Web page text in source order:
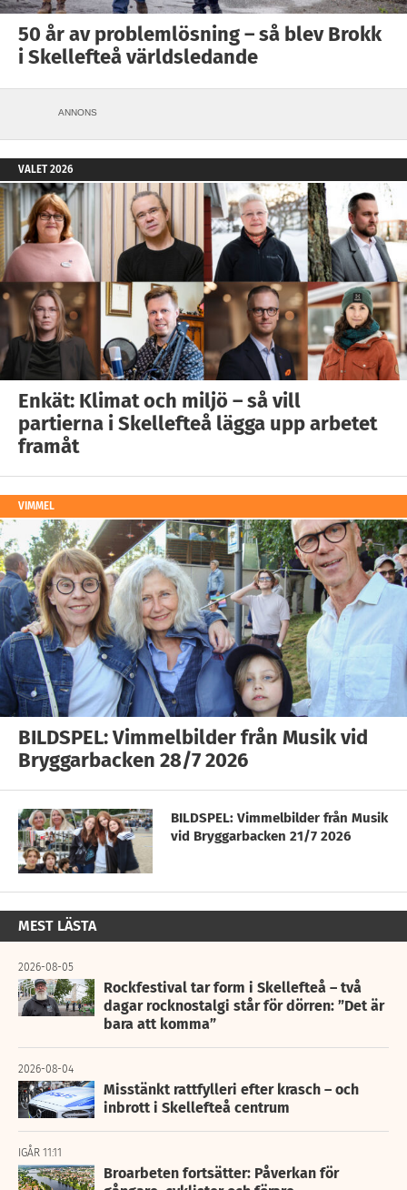
50 år av problemlösning – så blev Brokk
i Skellefteå världsledande
ANNONS
VALET 2026
Enkät: Klimat och miljö – så vill
partierna i Skellefteå lägga upp arbetet
framåt
VIMMEL
BILDSPEL: Vimmelbilder från Musik vid
Bryggarbacken 28/7 2026
BILDSPEL: Vimmelbilder från Musik
vid Bryggarbacken 21/7 2026
MEST LÄSTA
2026-08-05
Rockfestival tar form i Skellefteå – två
dagar rocknostalgi står för dörren: ”Det är
bara att komma”
2026-08-04
Misstänkt rattfylleri efter krasch – och
inbrott i Skellefteå centrum
IGÅR 11:11
Broarbeten fortsätter: Påverkan för